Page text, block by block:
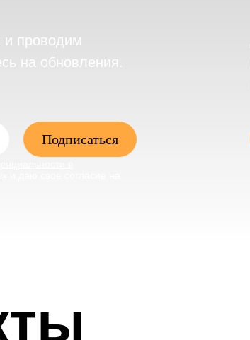
и проводим
на обновления.
Подписаться